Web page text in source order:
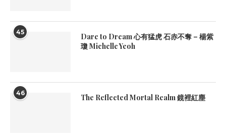
45
Dare to Dream 心有猛虎 石赤不奪 – 楊紫
瓊 Michelle Yeoh
46 The Reflected Mortal Realm 鏡裡紅塵